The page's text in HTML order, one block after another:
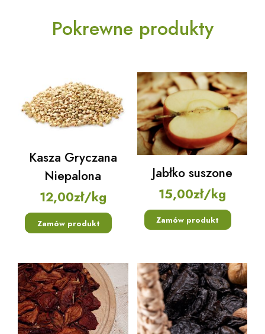
Pokrewne produkty
Kasza Gryczana
Niepalona
12,00zł/kg
Zamów produkt
Jabłko suszone
15,00zł/kg
Zamów produkt